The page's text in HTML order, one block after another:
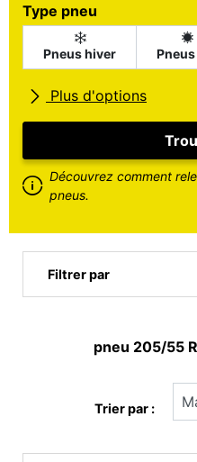
Type pneu
Pneus hiver
Plus d'options
Toutes marques
Type de véhicule
Run flat
Découvrez comment
pneus.
Filtrer par
Type pneu
Hiver (0)
pneu ‎205/55
Trier par :